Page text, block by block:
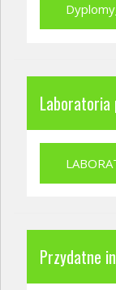
Laboratoria
Przydatne